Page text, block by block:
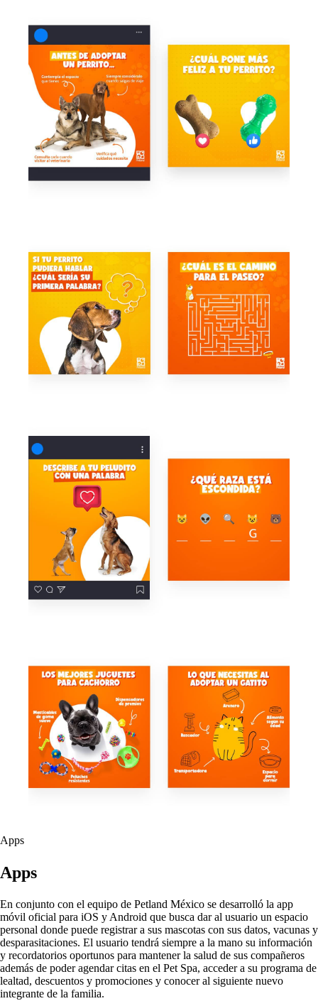
Apps
Apps
En conjunto con el equipo de Petland México se desarrolló la app
móvil oficial para iOS y Android que busca dar al usuario un espacio
personal donde puede registrar a sus mascotas con sus datos, vacunas y
desparasitaciones. El usuario tendrá siempre a la mano su información
y recordatorios oportunos para mantener la salud de sus compañeros
además de poder agendar citas en el Pet Spa, acceder a su programa de
lealtad, descuentos y promociones y conocer al siguiente nuevo
integrante de la familia.